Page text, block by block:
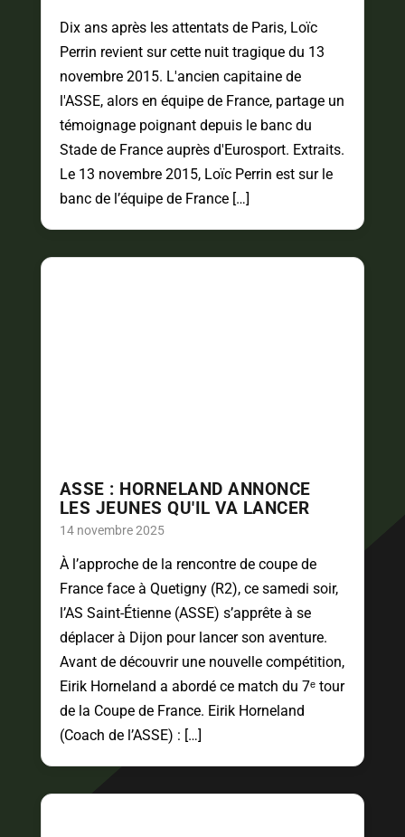
Dix ans après les attentats de Paris, Loïc
Perrin revient sur cette nuit tragique du 13
novembre 2015. L'ancien capitaine de
l'ASSE, alors en équipe de France, partage un
témoignage poignant depuis le banc du
Stade de France auprès d'Eurosport. Extraits.
Le 13 novembre 2015, Loïc Perrin est sur le
banc de l’équipe de France […]
ASSE : HORNELAND ANNONCE
LES JEUNES QU'IL VA LANCER
14 novembre 2025
À l’approche de la rencontre de coupe de
France face à Quetigny (R2), ce samedi soir,
l’AS Saint-Étienne (ASSE) s’apprête à se
déplacer à Dijon pour lancer son aventure.
Avant de découvrir une nouvelle compétition,
Eirik Horneland a abordé ce match du 7ᵉ tour
de la Coupe de France. Eirik Horneland
(Coach de l’ASSE) : […]